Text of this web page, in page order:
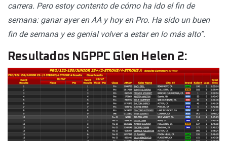
carrera. Pero estoy contento de cómo ha ido el fin de
semana: ganar ayer en AA y hoy en Pro. Ha sido un buen
fin de semana y es genial volver a estar en lo más alto”.
Resultados NGPPC Glen Helen 2: